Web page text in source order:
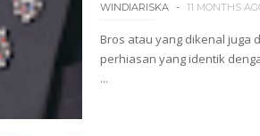
WINDIARISKA 11 MONTHS
Bros atau yang dikenal juga
perhiasan yang identik
...